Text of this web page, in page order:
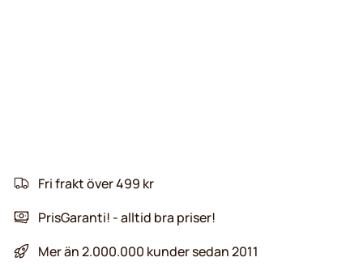
Fri frakt över 499 kr
PrisGaranti! - alltid bra priser!
Mer än 2.000.000 kunder sedan 2011